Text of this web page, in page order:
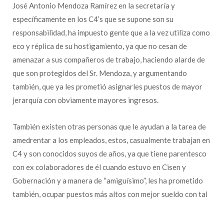
José Antonio Mendoza Ramírez en la secretaría y
específicamente en los C4’s que se supone son su
responsabilidad, ha impuesto gente que a la vez utiliza como
eco y réplica de su hostigamiento, ya que no cesan de
amenazar a sus compañeros de trabajo, haciendo alarde de
que son protegidos del Sr. Mendoza, y argumentando
también, que ya les prometió asignarles puestos de mayor
jerarquía con obviamente mayores ingresos.
También existen otras personas que le ayudan a la tarea de
amedrentar a los empleados, estos, casualmente trabajan en
C4 y son conocidos suyos de años, ya que tiene parentesco
con ex colaboradores de él cuando estuvo en Cisen y
Gobernación y a manera de “amiguísimo”, les ha prometido
también, ocupar puestos más altos con mejor sueldo con tal